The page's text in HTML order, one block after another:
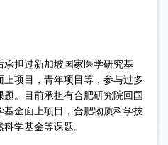
承担过新加坡国家医学研究基
项目，青年项目等，参与过多
。目前承担有合肥研究院回国
基金面上项目，合肥物质科学技
学基金等课题。